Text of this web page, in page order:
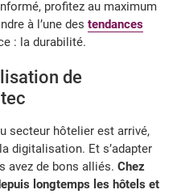
profitez au maximum
à l’une des tendances
: la durabilité.
de
secteur hôtelier est arrivé,
digitalisation. Et s’adapter
avez de bons alliés. Chez
longtemps les hôtels et